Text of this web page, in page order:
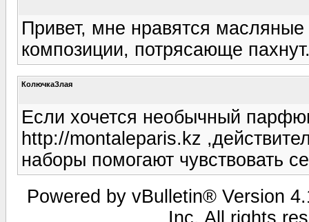
Привет, мне нравятся
композиции, потрясающе
КолючкаЗлая
Если хочется необычный
http://montaleparis.kz
наборы помогают чувствовать
Powered by vBulletin® Version
Inc. All rights